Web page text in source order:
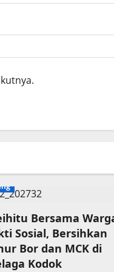
Bersama
Sosial, Bersihkan
Bor dan MCK di
Kodok